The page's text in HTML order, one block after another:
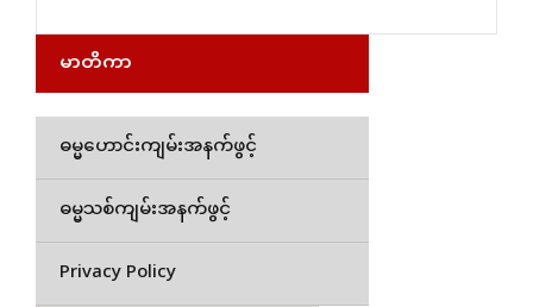
မာတိကာ
ဓမ္မဟောင်းကျမ်းအနက်ဖွင့်
ဓမ္မသစ်ကျမ်းအနက်ဖွင့်
Privacy Policy